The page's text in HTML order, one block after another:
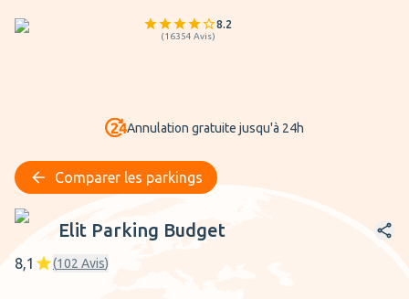
8.2
(16354 Avis)
Annulation gratuite jusqu'à 24h
Comparer les parkings
Elit Parking Budget
Elit Parking Budget
8,1 (102 Avis)